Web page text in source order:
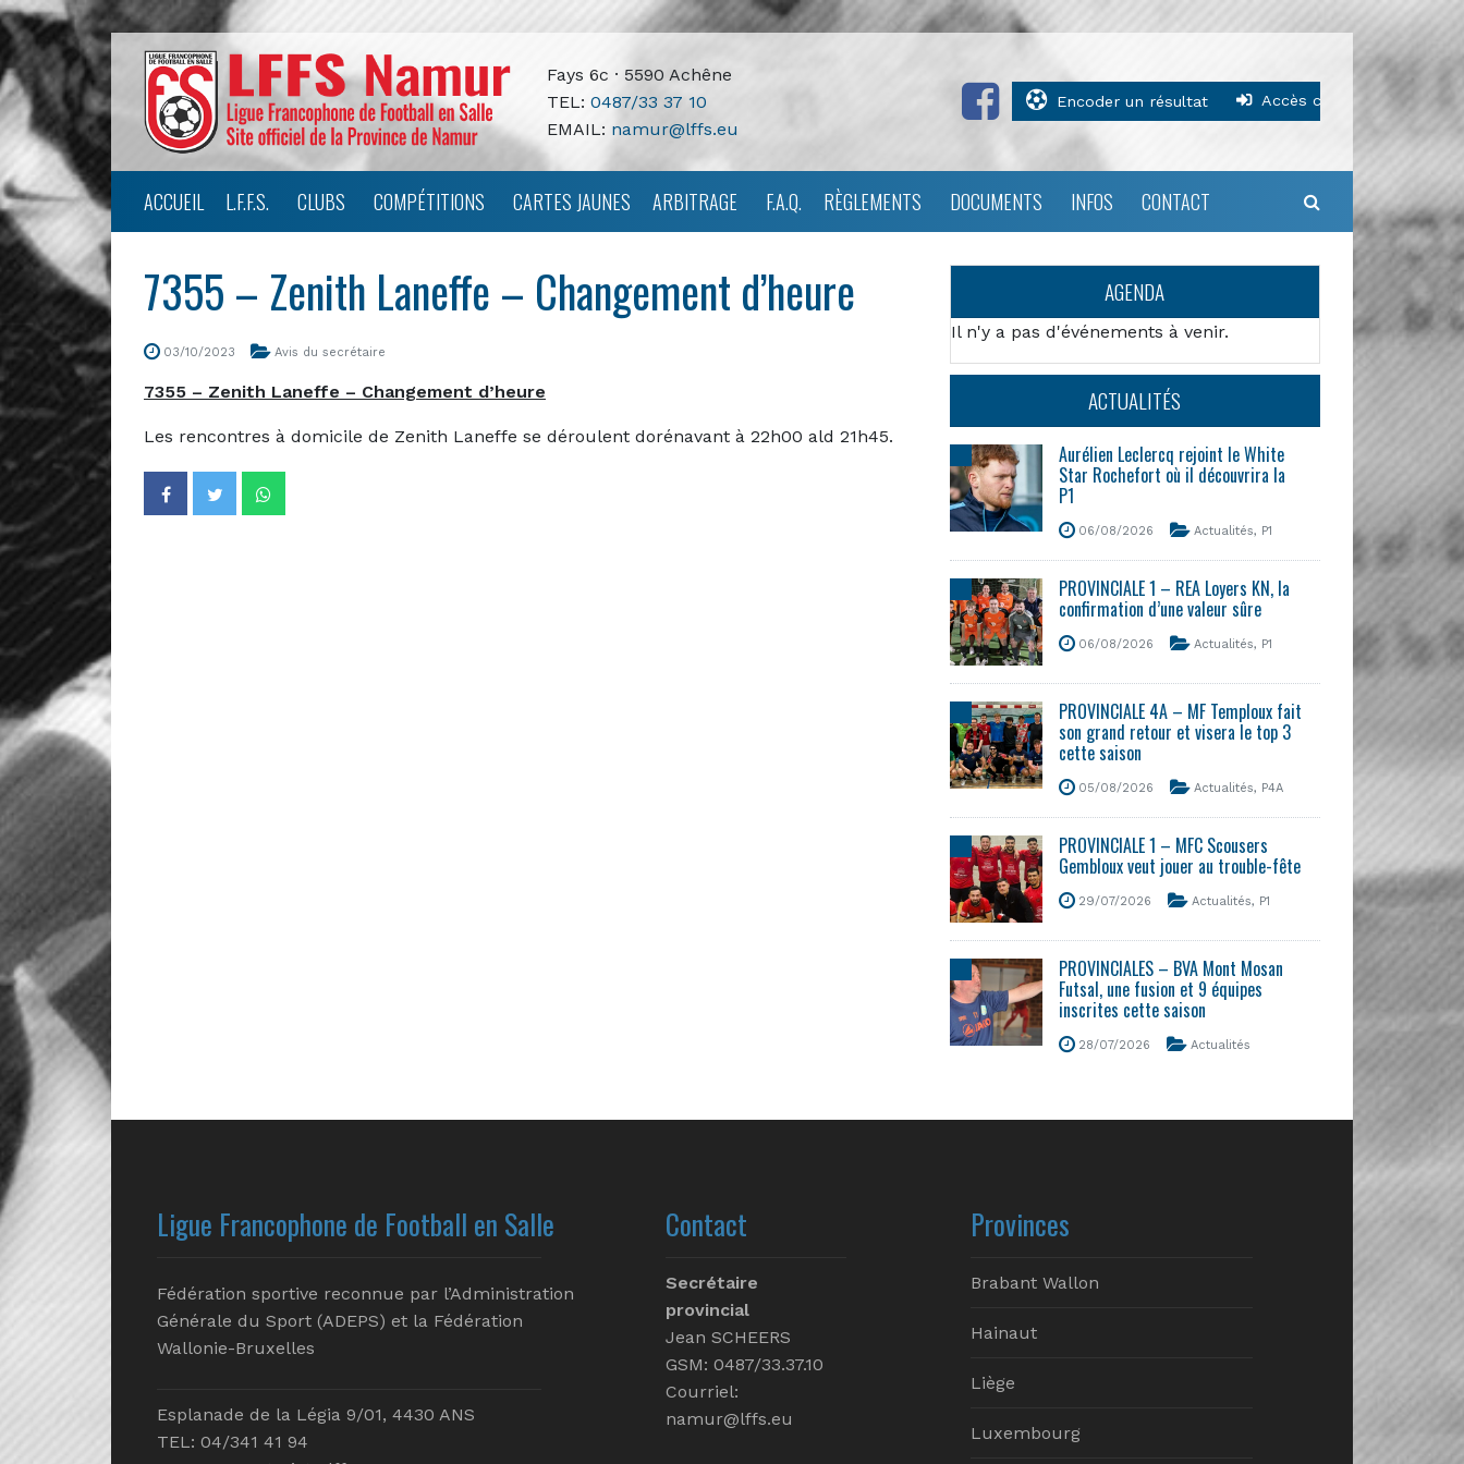
Fays 6c · 5590 Achêne
TEL: 0487/33 37 10
EMAIL: namur@lffs.eu
Encoder un résultat Accès clubs
ACCUEIL L.F.F.S. CLUBS COMPÉTITIONS CARTES JAUNES ARBITRAGE F.A.Q. RÈGLEMENTS DOCUMENTS INFOS CONTACT
7355 – Zenith Laneffe – Changement d’heure
03/10/2023 Avis du secrétaire
7355 – Zenith Laneffe – Changement d’heure
Les rencontres à domicile de Zenith Laneffe se déroulent dorénavant à 22h00 ald 21h45.
AGENDA
Il n'y a pas d'événements à venir.
ACTUALITÉS
Aurélien Leclercq rejoint le White
Star Rochefort où il découvrira la
P1
06/08/2026 Actualités, P1
PROVINCIALE 1 – REA Loyers KN, la
confirmation d’une valeur sûre
06/08/2026 Actualités, P1
PROVINCIALE 4A – MF Temploux fait
son grand retour et visera le top 3
cette saison
05/08/2026 Actualités, P4A
PROVINCIALE 1 – MFC Scousers
Gembloux veut jouer au trouble-fête
29/07/2026 Actualités, P1
PROVINCIALES – BVA Mont Mosan
Futsal, une fusion et 9 équipes
inscrites cette saison
28/07/2026 Actualités
Ligue Francophone de Football en Salle
Fédération sportive reconnue par l’Administration
Générale du Sport (ADEPS) et la Fédération
Wallonie-Bruxelles
Esplanade de la Légia 9/01, 4430 ANS
TEL: 04/341 41 94
Contact
Secrétaire
provincial
Jean SCHEERS
GSM: 0487/33.37.10
Courriel:
namur@lffs.eu
Provinces
Brabant Wallon
Hainaut
Liège
Luxembourg